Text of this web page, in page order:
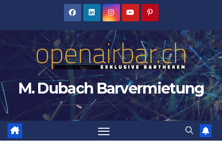
M. Dubach Barvermietung